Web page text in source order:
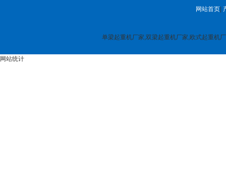
网站首页|
单梁起重机厂家,双梁起重机厂家,欧式起重机
网站统计